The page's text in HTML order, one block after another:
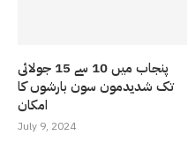
پنجاب میں 10 سے 15 جولائی
تک شدیدمون سون بارشوں کا
امکان
July 9, 2024